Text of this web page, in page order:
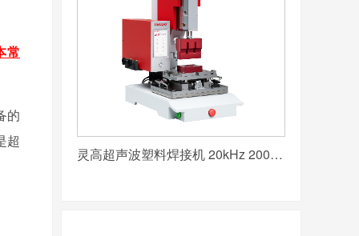
常
的
超
灵高超声波塑料焊接机 20kHz 2000/3000W K3000 Pro